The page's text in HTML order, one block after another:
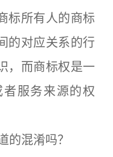
标所有人的商标
的对应关系的行
，而商标权是一
服务来源的权
混淆吗？